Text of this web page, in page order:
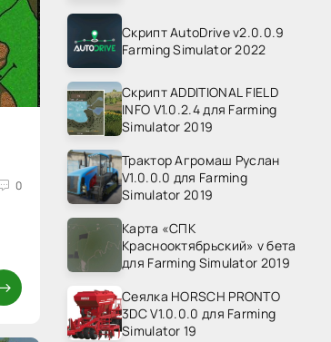
0
Скрипт AutoDrive v2.0.0.9
Farming Simulator 2022
Скрипт ADDITIONAL FIELD
INFO V1.0.2.4 для Farming
Simulator 2019
Трактор Агромаш Руслан
V1.0.0.0 для Farming
Simulator 2019
Карта «СПК
Краснооктябрьский» v бета
для Farming Simulator 2019
Сеялка HORSCH PRONTO
3DC V1.0.0.0 для Farming
Simulator 19